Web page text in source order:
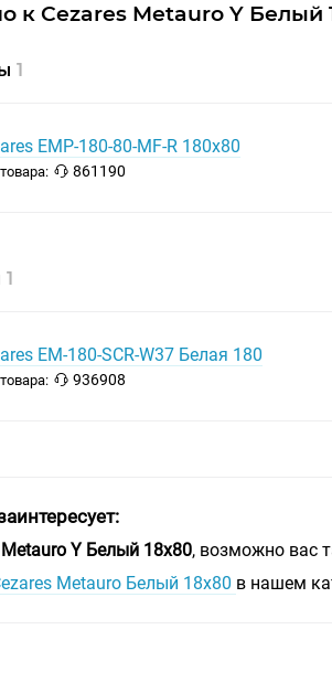
к Cezares Metauro Y Белый
1
EMP-180-80-MF-R 180х80
861190
1
EM-180-SCR-W37 Белая 180
936908
Metauro Y Белый 18х80, возможно вас
Metauro Белый 18х80 в нашем